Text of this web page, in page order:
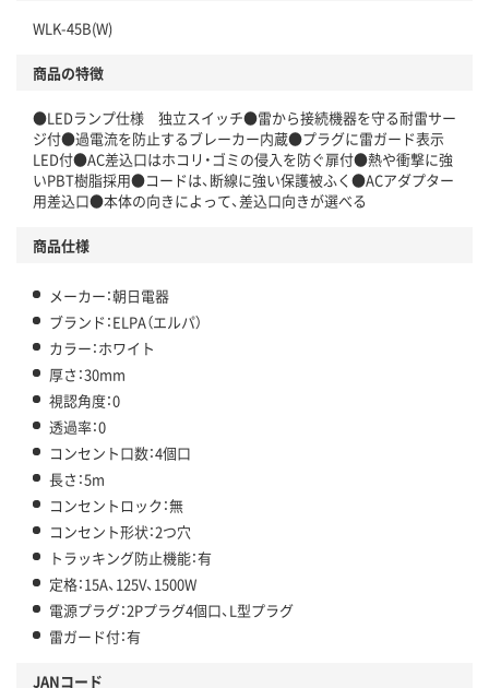
WLK-45B(W)
商品の特徴
●LEDランプ仕様 独立スイッチ●雷から接続機器を守る耐雷サー
ジ付●過電流を防止するブレーカー内蔵●プラグに雷ガード表示
LED付●AC差込口はホコリ・ゴミの侵入を防ぐ扉付●熱や衝撃に強
いPBT樹脂採用●コードは、断線に強い保護被ふく●ACアダプター
用差込口●本体の向きによって、差込口向きが選べる
商品仕様
メーカー：朝日電器
ブランド：ELPA（エルパ）
カラー：ホワイト
厚さ：30mm
視認角度：0
透過率：0
コンセント口数：4個口
長さ：5m
コンセントロック：無
コンセント形状：2つ穴
トラッキング防止機能：有
定格：15A、125V、1500W
電源プラグ：2Pプラグ4個口、L型プラグ
雷ガード付：有
JANコード